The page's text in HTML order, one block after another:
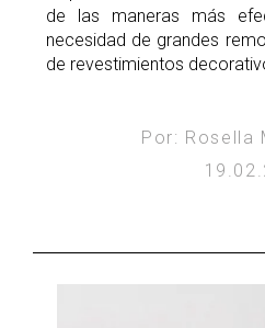
de las maneras más
necesidad de grandes
de revestimientos
Por: Rosella